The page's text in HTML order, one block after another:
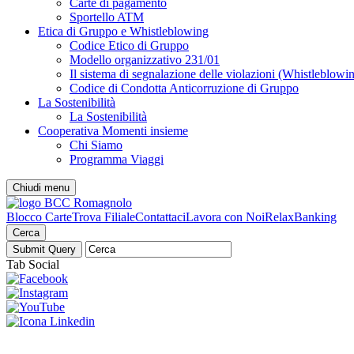
Carte di pagamento
Sportello ATM
Etica di Gruppo e Whistleblowing
Codice Etico di Gruppo
Modello organizzativo 231/01
Il sistema di segnalazione delle violazioni
Codice di Condotta Anticorruzione di Gruppo
La Sostenibilità
La Sostenibilità
Cooperativa Momenti insieme
Chi Siamo
Programma Viaggi
Chiudi menu
Blocco CarteTrova FilialeContattaciLavora con NoiRelaxBanking
Cerca
Tab Social